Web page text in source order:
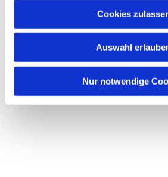
Cookies
Auswahl
Nur notwendige